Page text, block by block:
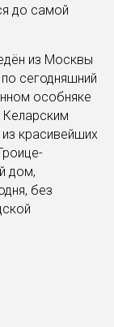
до самой
из Москвы
сегодняшний
особняке
красивейших
дом,
без